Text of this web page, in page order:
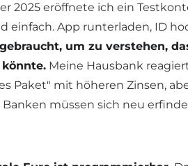
2025 eröffnete ich ein
einfach. App runterladen, ID
um zu verstehen,
Meine Hausbank
Paket" mit höheren Zinsen,
müssen sich neu